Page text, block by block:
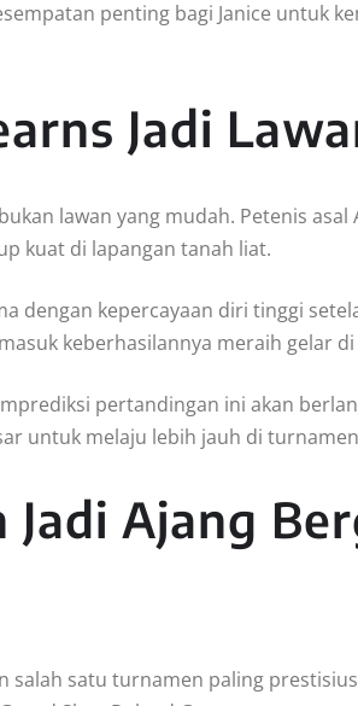
penting bagi Janice untuk
Jadi
lawan yang mudah. Petenis
kuat di lapangan tanah liat.
dengan kepercayaan diri tinggi
keberhasilannya meraih gelar di
pertandingan ini akan
untuk melaju lebih jauh di
Jadi Ajang
salah satu turnamen paling